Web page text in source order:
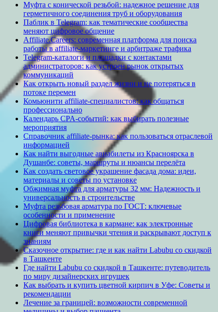
Муфта с конической резьбой: надежное решение для
герметичного соединения труб и оборудования
Паблик в Telegram: как тематические сообщества
меняют цифровое общение
Affiliate.Careers: современная платформа для поиска
работы в affiliate-маркетинге и арбитраже трафика
Telegram-каталоги и площадки с контактами
администраторов: как устроен рынок открытых
коммуникаций
Как открыть новый раздел жизни и не потеряться в
потоке перемен
Комьюнити affiliate-специалистов: как общаться
профессионально
Календарь CPA-событий: как выбирать полезные
мероприятия
Справочник affiliate-рынка: как пользоваться отраслевой
информацией
Как найти выгодные авиабилеты из Красноярска в
Душанбе: советы, маршруты и нюансы перелёта
Как создать световое украшение фасада дома: идеи,
материалы и советы по установке
Обжимная муфта для арматуры 32 мм: Надежность и
универсальность в строительстве
Муфта резьбовая арматура по ГОСТ: ключевые
особенности и применение
Цифровая библиотека в кармане: как электронные
книги меняют привычки чтения и раскрывают доступ к
знаниям
Сказочное открытие: где и как найти Labubu со скидкой
в Ташкенте
Где найти Labubu со скидкой в Ташкенте: путеводитель
по миру дизайнерских игрушек
Как выбрать и купить цветной кирпич в Уфе: Советы и
рекомендации
Лечение за границей: возможности современной